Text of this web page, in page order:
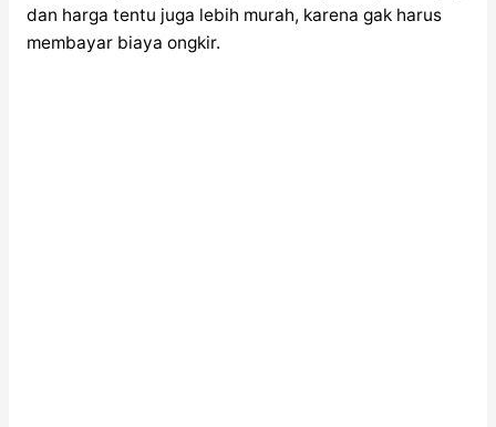
dan harga tentu juga lebih murah, karena gak harus
membayar biaya ongkir.